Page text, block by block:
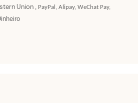
Union , PayPal, Alipay, WeChat Pay,